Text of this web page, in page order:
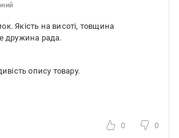
Якість на висоті, товщина
дружина рада.
опису товару.
0 0